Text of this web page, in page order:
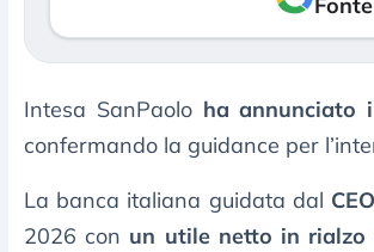
Intesa SanPaolo ha annunciato
confermando la guidance per
La banca italiana guidata dal
2026 con un utile netto in rialzo
3 agosto 2026